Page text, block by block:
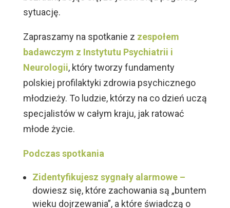
sytuację.
Zapraszamy na spotkanie z zespołem
badawczym z Instytutu Psychiatrii i
Neurologii, który tworzy fundamenty
polskiej profilaktyki zdrowia psychicznego
młodzieży. To ludzie, którzy na co dzień uczą
specjalistów w całym kraju, jak ratować
młode życie.
Podczas spotkania
Zidentyfikujesz sygnały alarmowe –
dowiesz się, które zachowania są „buntem
wieku dojrzewania”, a które świadczą o